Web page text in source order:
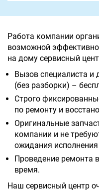
Работа компании
возможной
на дому сервисный
Вызов специалиста и
(без разборки) –
Строго
по ремонту и
Оригинальные
компании и не
ожидания
Проведение ремонта
время.
Наш сервисный центр